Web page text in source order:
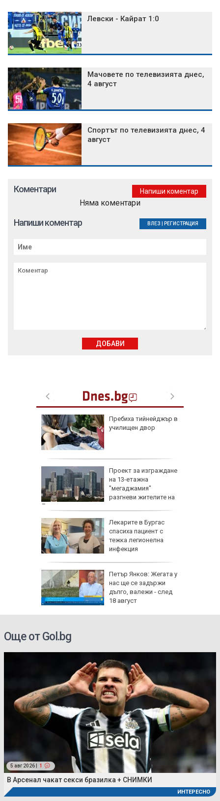
Левски - Кайрат 1:0
Мачовете по телевизията днес,
4 август
Спортът по телевизията днес, 4
август
Пребиха тийнейджър в
училищен двор
Проект за изграждане
на 13-етажна
"мегаджамия"
разгневи жителите на
Лондон
Лекарите в Бургас
спасиха пациент с
тежка легионелна
инфекция
Петър Янков: Жегата у
нас ще се задържи
дълго, валежи - след
18 август
Коментари Напиши коментар
Няма коментари
Напиши коментар ВЛЕЗ РЕГИСТРАЦИЯ
ДОБАВИ
Още от Gol.bg
5 авг 2026 | 1
В Арсенал чакат секси бразилка + СНИМКИ
ИНТЕРЕСНО